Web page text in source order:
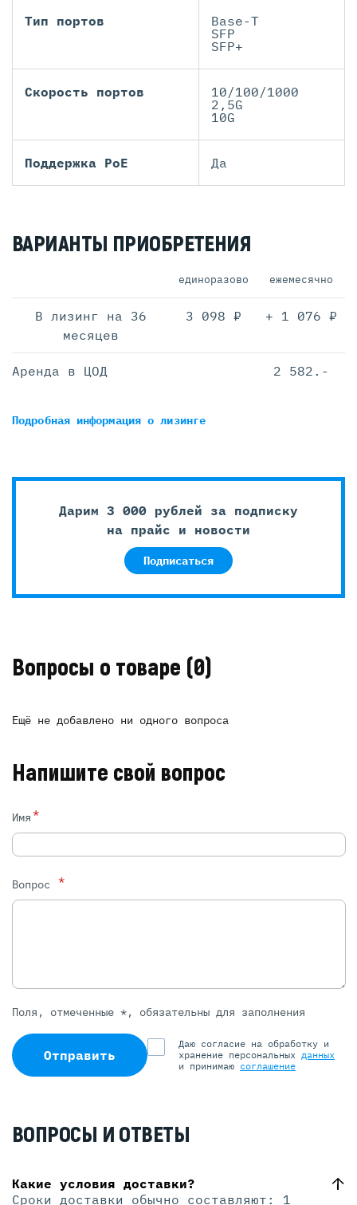
Тип портов
Base-T
SFP
SFP+
Скорость портов
10/100/1000
2,5G
10G
Поддержка PoE Да
ВАРИАНТЫ ПРИОБРЕТЕНИЯ
единоразово ежемесячно
В лизинг на 36
месяцев
3 098 ₽ + 1 076 ₽
Аренда в ЦОД 2 582.-
Подробная информацияо лизинге
Дарим 3 000 рублей за подписку
на прайс и новости
Подписаться
Вопросы о товаре (0)
Ещё не добавлено ни одного вопроса
Напишите свой вопрос
Имя*
Вопрос *
Поля, отмеченные *, обязательны для заполнения
Отправить
Даю согласие на обработку и
хранение персональных данных
и принимаю соглашение
ВОПРОСЫ И ОТВЕТЫ
Какие условия доставки?
Сроки доставки обычно составляют: 1